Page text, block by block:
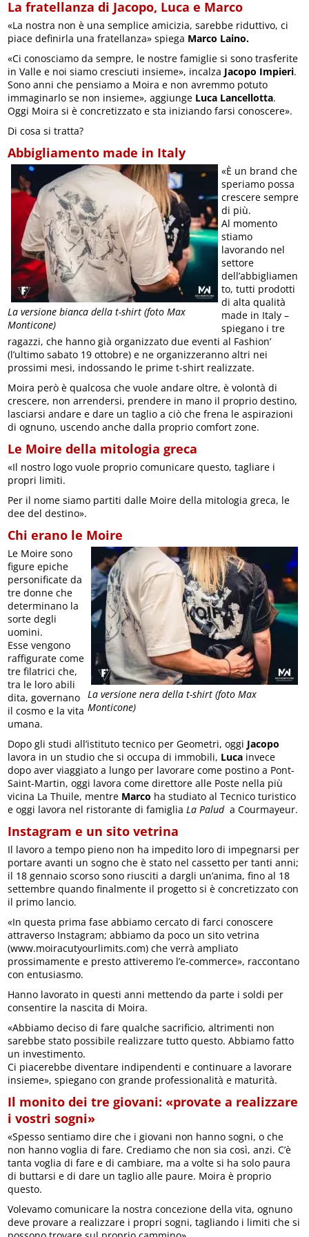
La fratellanza di Jacopo, Luca e Marco
«La nostra non è una semplice amicizia, sarebbe riduttivo, ci
piace definirla una fratellanza» spiega Marco Laino.
«Ci conosciamo da sempre, le nostre famiglie si sono trasferite
in Valle e noi siamo cresciuti insieme», incalza Jacopo Impieri.
Sono anni che pensiamo a Moira e non avremmo potuto
immaginarlo se non insieme», aggiunge Luca Lancellotta.
Oggi Moira si è concretizzato e sta iniziando farsi conoscere».
Di cosa si tratta?
Abbigliamento made in Italy
La versione bianca della t-shirt (foto Max
Monticone)
«È un brand che
speriamo possa
crescere sempre
di più.
Al momento
stiamo
lavorando nel
settore
dell’abbigliamen
to, tutti prodotti
di alta qualità
made in Italy –
spiegano i tre
ragazzi, che hanno già organizzato due eventi al Fashion’
(l’ultimo sabato 19 ottobre) e ne organizzeranno altri nei
prossimi mesi, indossando le prime t-shirt realizzate.
Moira però è qualcosa che vuole andare oltre, è volontà di
crescere, non arrendersi, prendere in mano il proprio destino,
lasciarsi andare e dare un taglio a ciò che frena le aspirazioni
di ognuno, uscendo anche dalla proprio comfort zone.
Le Moire della mitologia greca
«Il nostro logo vuole proprio comunicare questo, tagliare i
propri limiti.
Per il nome siamo partiti dalle Moire della mitologia greca, le
dee del destino».
Chi erano le Moire
La versione nera della t-shirt (foto Max
Monticone)
Le Moire sono
figure epiche
personificate da
tre donne che
determinano la
sorte degli
uomini.
Esse vengono
raffigurate come
tre filatrici che,
tra le loro abili
dita, governano
il cosmo e la vita
umana.
Dopo gli studi all’istituto tecnico per Geometri, oggi Jacopo
lavora in un studio che si occupa di immobili, Luca invece
dopo aver viaggiato a lungo per lavorare come postino a Pont-
Saint-Martin, oggi lavora come direttore alle Poste nella più
vicina La Thuile, mentre Marco ha studiato al Tecnico turistico
e oggi lavora nel ristorante di famiglia La Palud a Courmayeur.
Instagram e un sito vetrina
Il lavoro a tempo pieno non ha impedito loro di impegnarsi per
portare avanti un sogno che è stato nel cassetto per tanti anni;
il 18 gennaio scorso sono riusciti a dargli un’anima, fino al 18
settembre quando finalmente il progetto si è concretizzato con
il primo lancio.
«In questa prima fase abbiamo cercato di farci conoscere
attraverso Instagram; abbiamo da poco un sito vetrina
(www.moiracutyourlimits.com) che verrà ampliato
prossimamente e presto attiveremo l’e-commerce», raccontano
con entusiasmo.
Hanno lavorato in questi anni mettendo da parte i soldi per
consentire la nascita di Moira.
«Abbiamo deciso di fare qualche sacrificio, altrimenti non
sarebbe stato possibile realizzare tutto questo. Abbiamo fatto
un investimento.
Ci piacerebbe diventare indipendenti e continuare a lavorare
insieme», spiegano con grande professionalità e maturità.
Il monito dei tre giovani: «provate a realizzare
i vostri sogni»
«Spesso sentiamo dire che i giovani non hanno sogni, o che
non hanno voglia di fare. Crediamo che non sia così, anzi. C’è
tanta voglia di fare e di cambiare, ma a volte si ha solo paura
di buttarsi e di dare un taglio alle paure. Moira è proprio
questo.
Volevamo comunicare la nostra concezione della vita, ognuno
deve provare a realizzare i propri sogni, tagliando i limiti che si